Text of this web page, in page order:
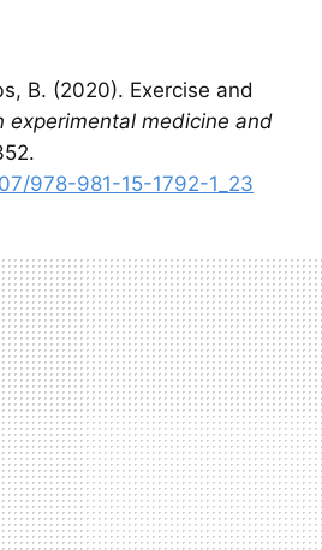
B. (2020). Exercise and
experimental medicine and
978-981-15-1792-1_23